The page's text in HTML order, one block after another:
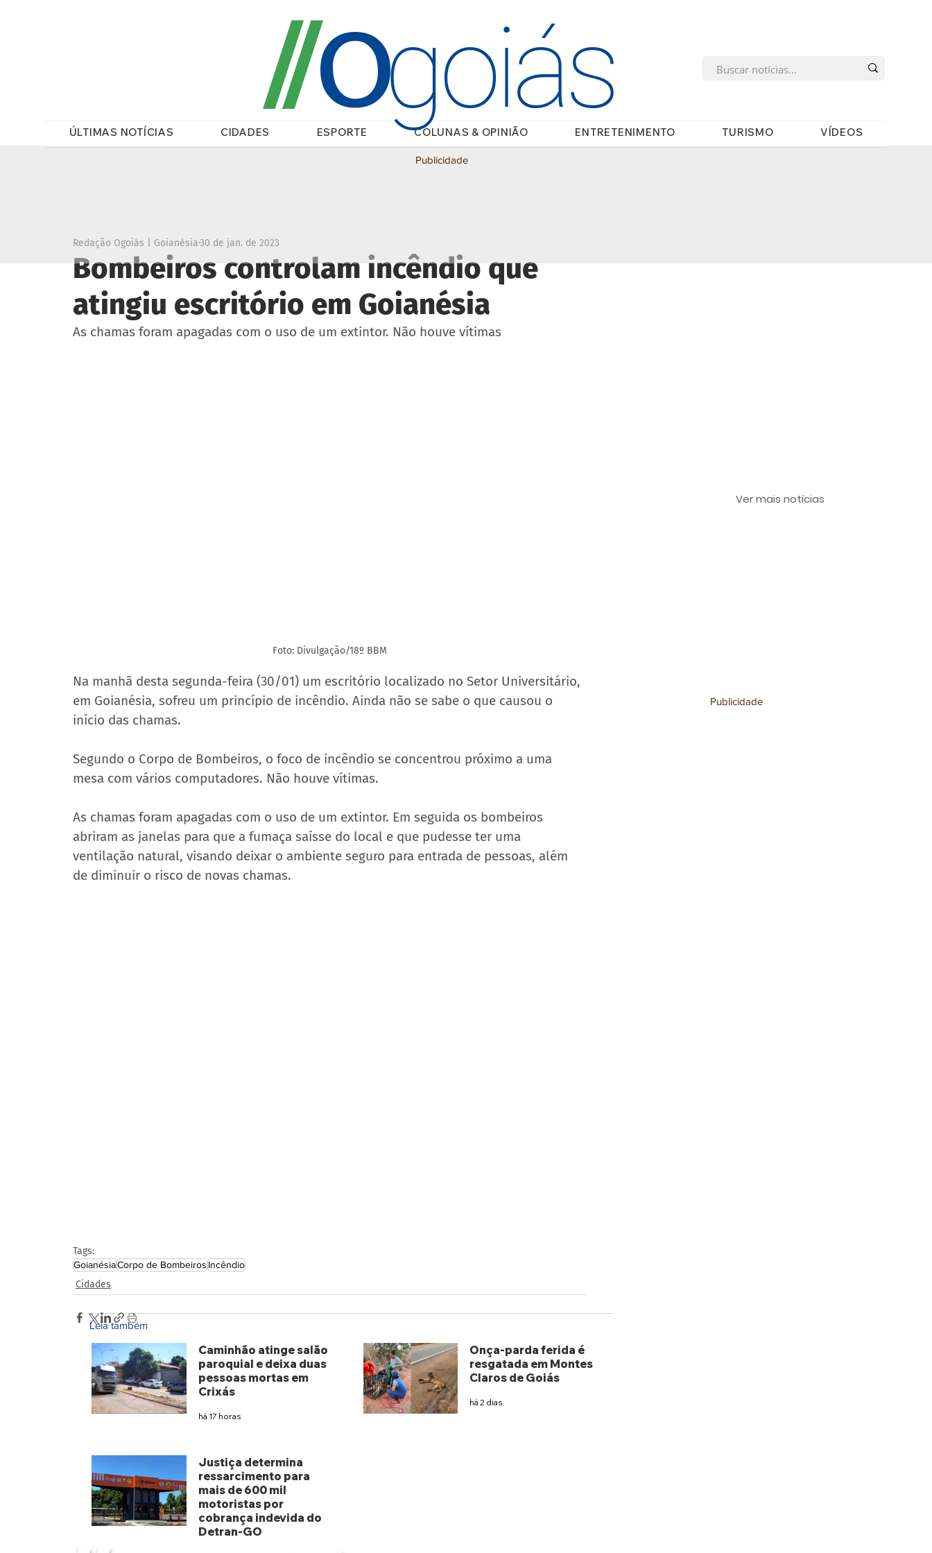
ÚLTIMAS NOTÍCIAS CIDADES ESPORTE COLUNAS & OPINIÃO ENTRETENIMENTO TURISMO VÍDEOS
//Ogoiás
Bombeiros controlam incêndio que
atingiu escritório em Goianésia
Redação Ogoiás | Goianésia30 de jan. de 2023
As chamas foram apagadas com o uso de um extintor. Não houve vítimas
Foto: Divulgação/18º BBM
Na manhã desta segunda-feira (30/01) um escritório localizado no Setor Universitário,
em Goianésia, sofreu um princípio de incêndio. Ainda não se sabe o que causou o
início das chamas.
Segundo o Corpo de Bombeiros, o foco de incêndio se concentrou próximo a uma
mesa com vários computadores. Não houve vítimas.
As chamas foram apagadas com o uso de um extintor. Em seguida os bombeiros
abriram as janelas para que a fumaça saísse do local e que pudesse ter uma
ventilação natural, visando deixar o ambiente seguro para entrada de pessoas, além
de diminuir o risco de novas chamas.
Tags:
GoianésiaCorpo de BombeirosIncêndio
Cidades
Publicidade
Publicidade
Ver mais notícias
Leia também
Caminhão atinge salão
paroquial e deixa duas
pessoas mortas em
Crixás
há 17 horas
Onça-parda ferida é
resgatada em Montes
Claros de Goiás
há 2 dias
Justiça determina
ressarcimento para
mais de 600 mil
motoristas por
cobrança indevida do
Detran-GO